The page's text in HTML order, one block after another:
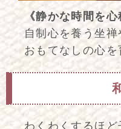
《静かな時間を心
自制心を養う坐
おもてなしの心を
わくわくするほ